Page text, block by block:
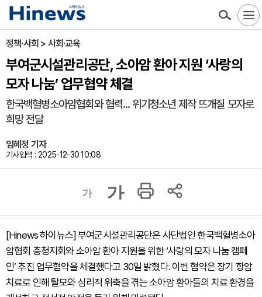
정책·사회 > 사회·교육
부여군시설관리공단, 소아암 환아 지원 ‘사랑의
모자 나눔’ 업무협약 체결
한국백혈병소아암협회와 협력... 위기청소년 제작 뜨개질 모자로
희망 전달
임혜정 기자
기사입력 : 2025-12-30 10:08
가 가
[Hinews 하이뉴스] 부여군시설관리공단은 사단법인 한국백혈병소아
암협회 충청지회와 소아암 환아 지원을 위한 ‘사랑의 모자 나눔 캠페
인’ 추진 업무협약을 체결했다고 30일 밝혔다. 이번 협약은 장기 항암
치료로 인해 탈모와 심리적 위축을 겪는 소아암 환아들의 치료 환경을